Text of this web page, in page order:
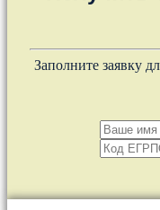
Заполните заявку